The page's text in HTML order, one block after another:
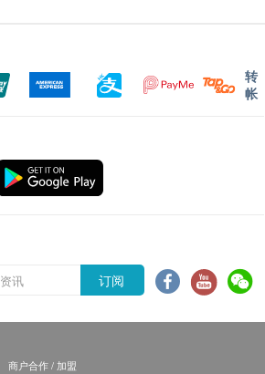
转
帐
订阅
商户合作 / 加盟